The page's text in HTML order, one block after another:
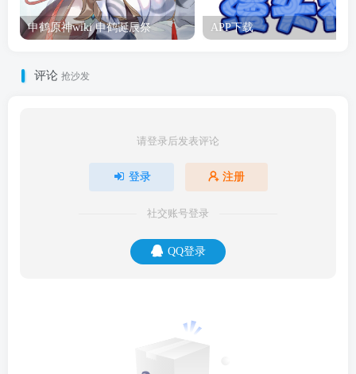
申鹤原神wiki 申鹤诞辰祭 APP下载
评论 抢沙发
请登录后发表评论
登录 注册
社交账号登录
QQ登录